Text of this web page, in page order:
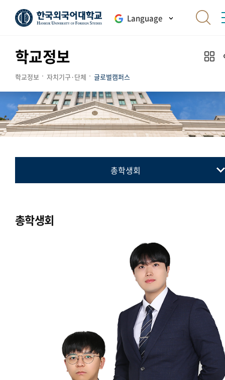
Language
학교정보
학교정보 자치기구·단체 글로벌캠퍼스
총학생회
국제학생회
세계민속문화축전준비위원회
총학생회